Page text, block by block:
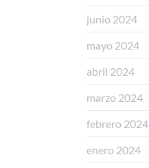
junio 2024
mayo 2024
abril 2024
marzo 2024
febrero 2024
enero 2024